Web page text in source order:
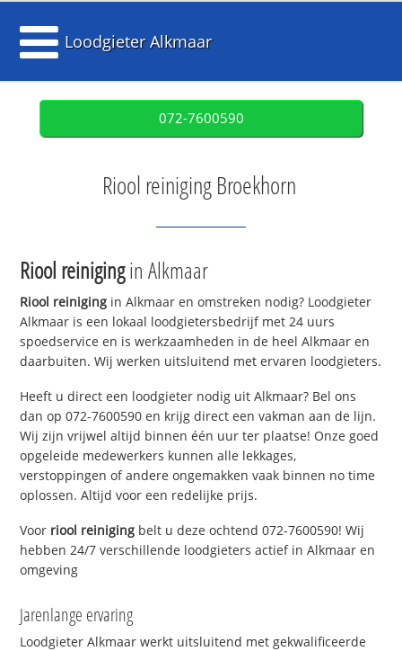
Loodgieter Alkmaar
072-7600590
Riool reiniging Broekhorn
Riool reinigingin Alkmaar
Riool reiniging in Alkmaar en omstreken nodig? Loodgieter
Alkmaar is een lokaal loodgietersbedrijf met 24 uurs
spoedservice en is werkzaamheden in de heel Alkmaar en
daarbuiten. Wij werken uitsluitend met ervaren loodgieters.
Heeft u direct een loodgieter nodig uit Alkmaar? Bel ons
dan op 072-7600590 en krijg direct een vakman aan de lijn.
Wij zijn vrijwel altijd binnen één uur ter plaatse! Onze goed
opgeleide medewerkers kunnen alle lekkages,
verstoppingen of andere ongemakken vaak binnen no time
oplossen. Altijd voor een redelijke prijs.
Voor riool reiniging belt u deze ochtend 072-7600590! Wij
hebben 24/7 verschillende loodgieters actief in Alkmaar en
omgeving
Jarenlange ervaring
Loodgieter Alkmaar werkt uitsluitend met gekwalificeerde